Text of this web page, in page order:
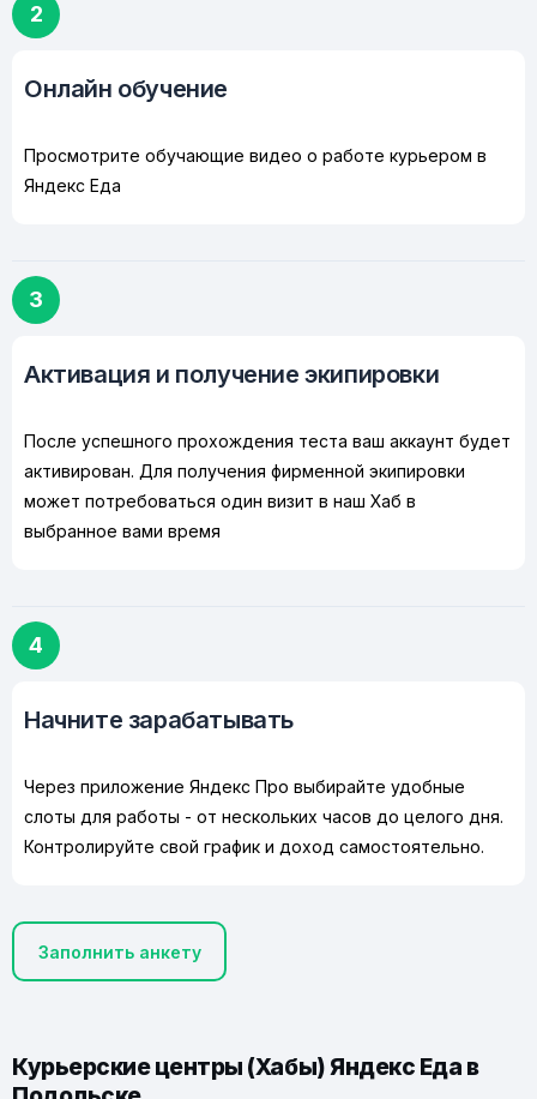
2
Онлайн обучение
Просмотрите обучающие видео о работе курьером в
Яндекс Еда
3
Активация и получение экипировки
После успешного прохождения теста ваш аккаунт будет
активирован. Для получения фирменной экипировки
может потребоваться один визит в наш Хаб в
выбранное вами время
4
Начните зарабатывать
Через приложение Яндекс Про выбирайте удобные
слоты для работы - от нескольких часов до целого дня.
Контролируйте свой график и доход самостоятельно.
Заполнить анкету
Курьерские центры (Хабы) Яндекс Еда в